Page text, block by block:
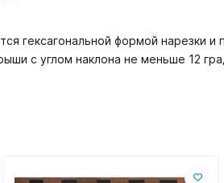
гексагональной формой нарезки и
с углом наклона не меньше 12